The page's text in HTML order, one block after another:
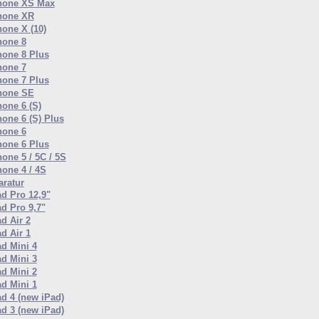
XS Max
XR
X (10)
8
8 Plus
7
7 Plus
SE
6 (S)
6 (S) Plus
6
6 Plus
5 / 5C / 5S
4 / 4S
Pro 12,9"
Pro 9,7"
Air 2
Air 1
Mini 4
Mini 3
Mini 2
Mini 1
4 (new iPad)
3 (new iPad)